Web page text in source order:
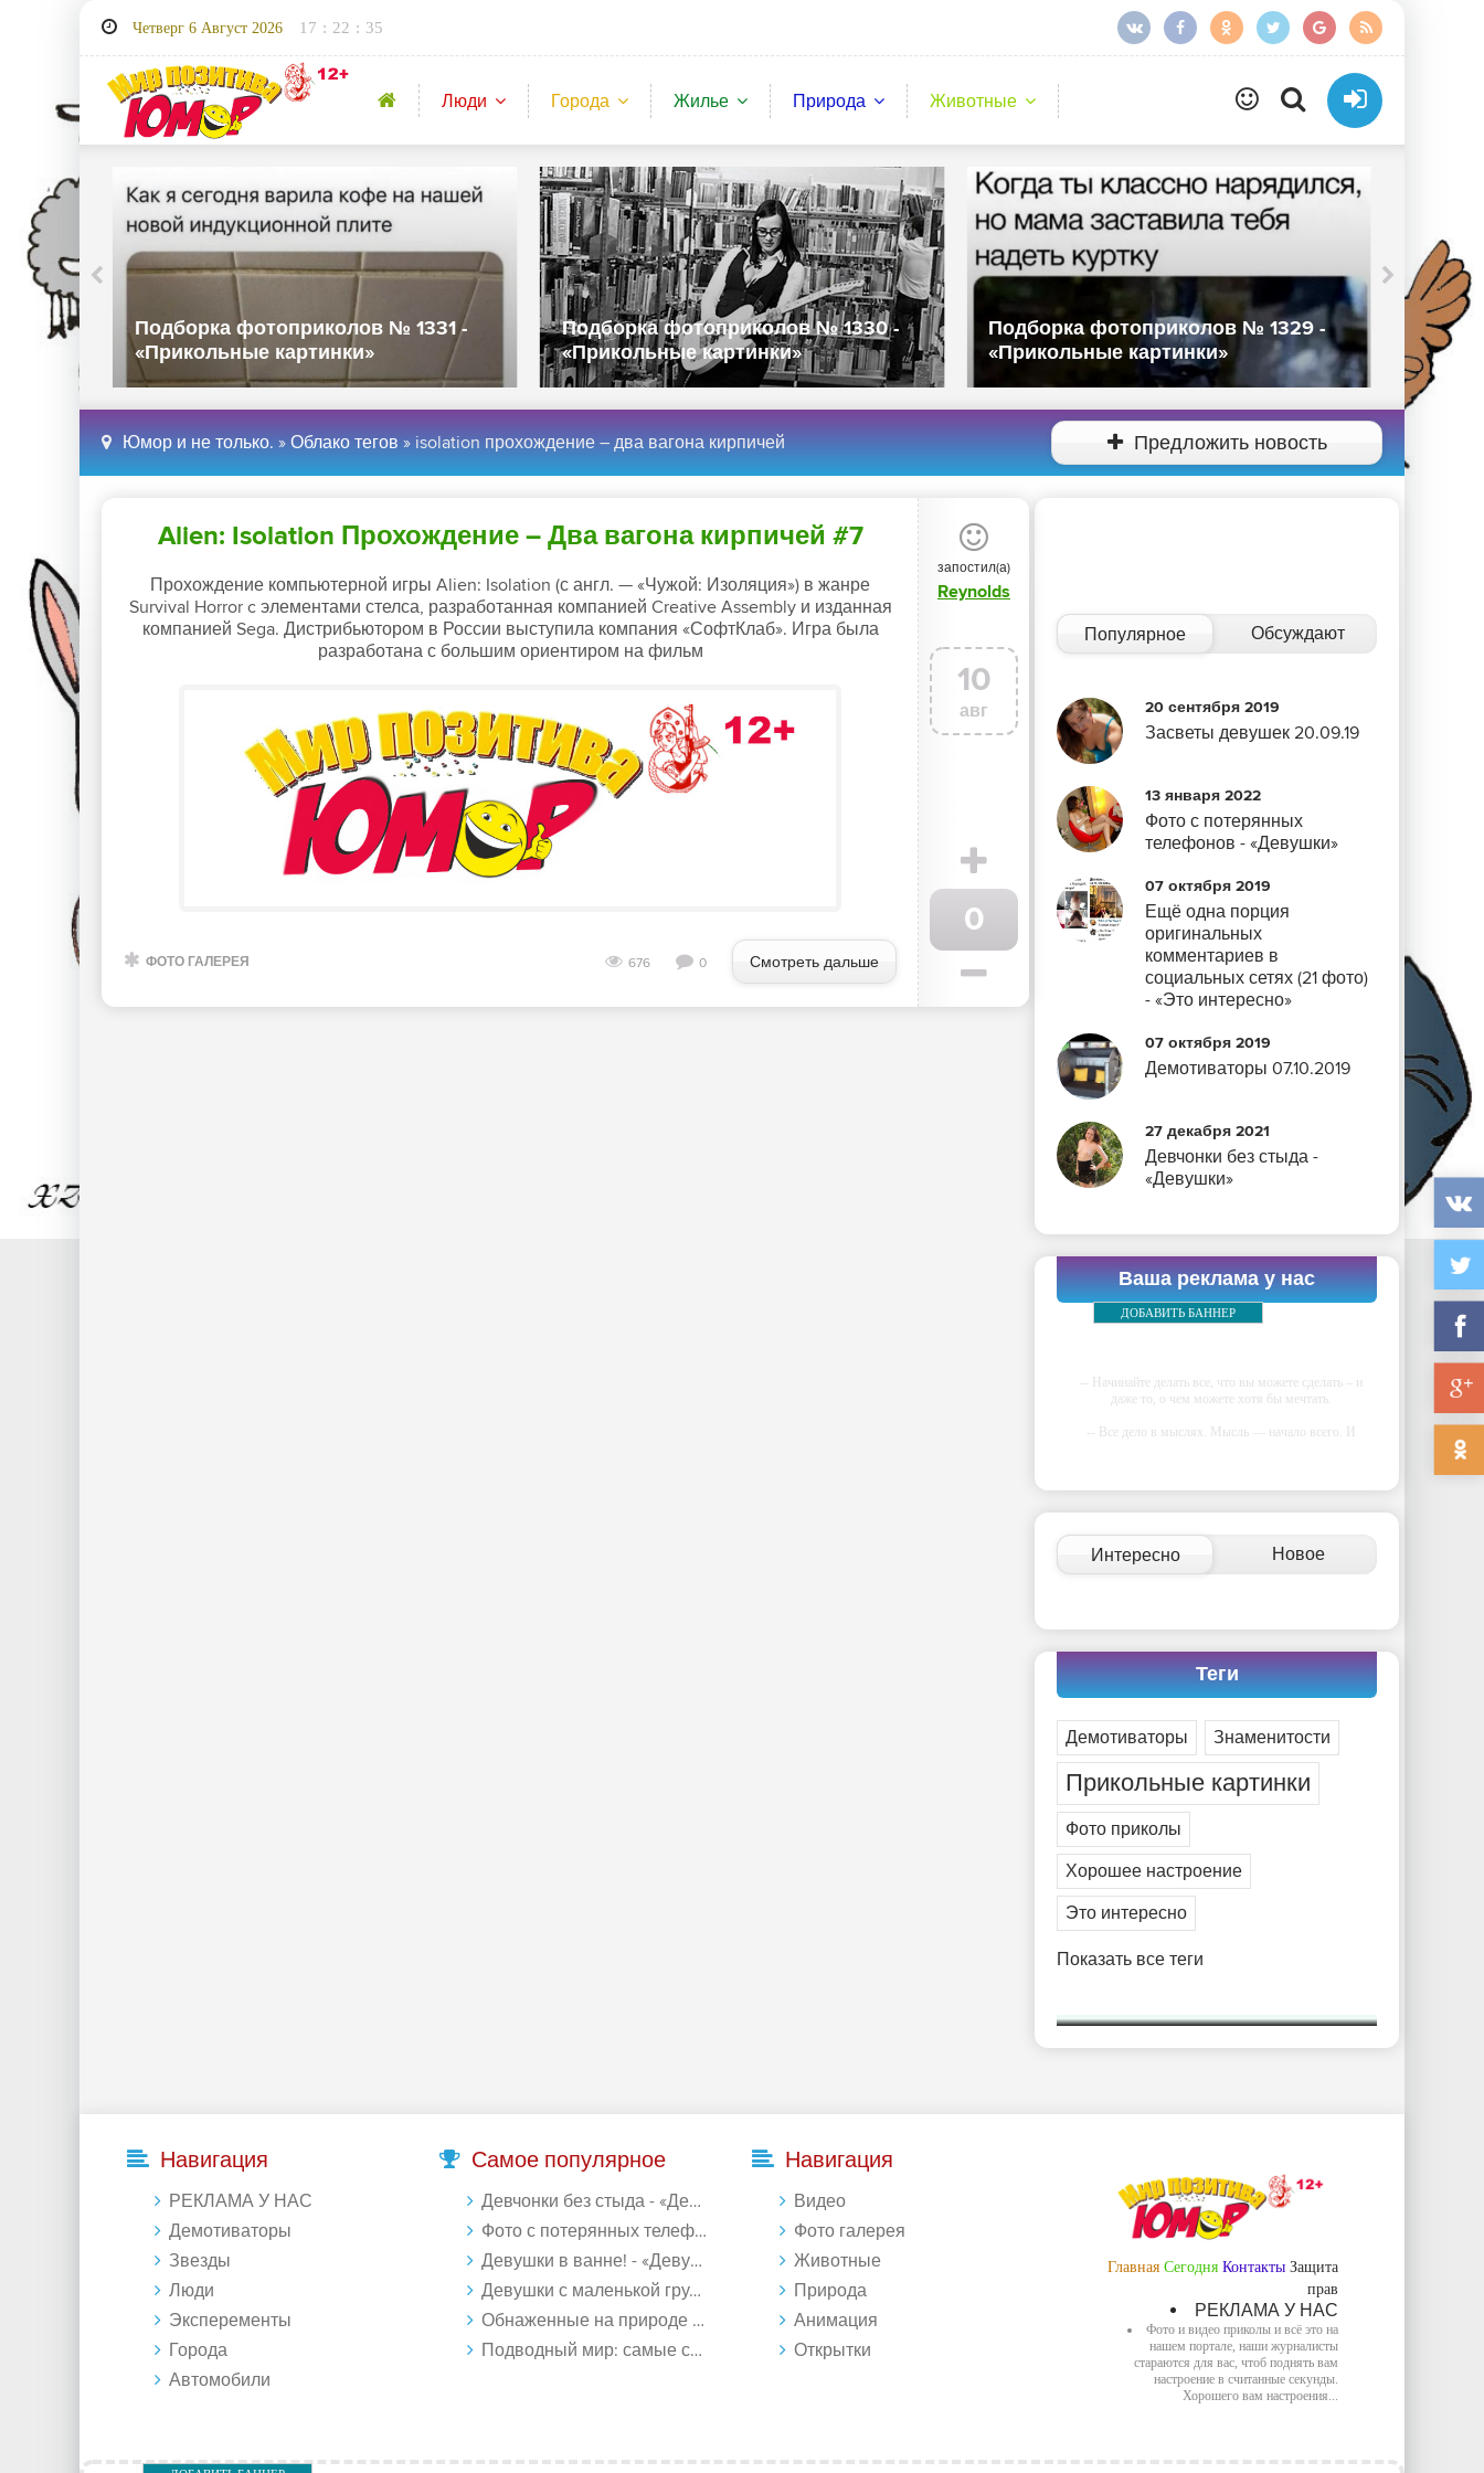
Четверг 6 Август 2026 17 : 22 : 36
Люди Города Жилье Природа Животные
Подборка фотоприколов № 1331 -
«Прикольные картинки»
Подборка фотоприколов № 1330 -
«Прикольные картинки»
Подборка фотоприколов № 1329 -
«Прикольные картинки»
Юмор и не только. » Облако тегов » isolation прохождение – два вагона кирпичей Предложить новость
Alien: Isolation Прохождение – Два вагона кирпичей #7
Прохождение компьютерной игры Alien: Isolation (с англ. — «Чужой: Изоляция») в жанре
Survival Horror c элементами стелса, разработанная компанией Creative Assembly и изданная
компанией Sega. Дистрибьютором в России выступила компания «СофтКлаб». Игра была
разработана с большим ориентиром на фильм
ФОТО ГАЛЕРЕЯ 676 0 Смотреть дальше
запостил(а)
Reynolds
10
авг
0
Популярное Обсуждают
20 сентября 2019
Засветы девушек 20.09.19
13 января 2022
Фото с потерянных
телефонов - «Девушки»
07 октября 2019
Ещё одна порция
оригинальных
комментариев в
социальных сетях (21 фото)
- «Это интересно»
07 октября 2019
Демотиваторы 07.10.2019
27 декабря 2021
Девчонки без стыда -
«Девушки»
Ваша реклама у нас
ДОБАВИТЬ БАННЕР
-- Начинайте делать все, что вы можете сделать – и
даже то, о чем можете хотя бы мечтать.
-- Все дело в мыслях. Мысль — начало всего. И
той жизнью, которую вы сами себе придумали.
-- Самое большое богатство — это ум. Самая большая
нищета — глупость. Из всех страхов самый пугающий
пропустить его мимо ушей. Он никогда не бывает
-- Люблю давать советы и очень не люблю, когда их
дают мне.
Интересно Новое
Теги
Демотиваторы Знаменитости
Прикольные картинки
Фото приколы
Хорошее настроение
Это интересно
Показать все теги
Навигация
РЕКЛАМА У НАС
Демотиваторы
Звезды
Люди
Эксперементы
Города
Автомобили
Самое популярное
Девчонки без стыда - «Девушки»
Фото с потерянных телефонов - «Девушки»
Девушки в ванне! - «Девушки»
Девушки с маленькой грудью - «Девушки»
Обнаженные на природе - «Девушки»
Подводный мир: самые странные обитатели океана (18 фото)
Навигация
Видео
Фото галерея
Животные
Природа
Анимация
Открытки
Главная Сегодня Контакты Защита
прав
РЕКЛАМА У НАС
Фото и видео приколы и всё это на
нашем портале, наши журналисты
стараются для вас, чтоб поднять вам
настроение в считанные секунды.
Хорошего вам настроения...